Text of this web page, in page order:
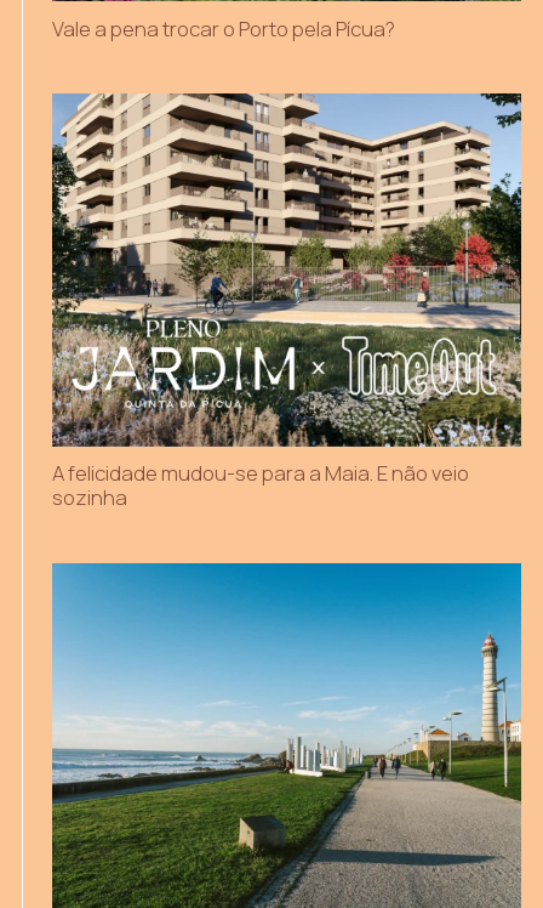
Vale a pena trocar o Porto pela Pícua?
A felicidade mudou-se para a Maia. E não veio
sozinha